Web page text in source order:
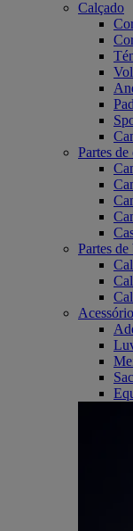
Calçado
Partes de
Partes